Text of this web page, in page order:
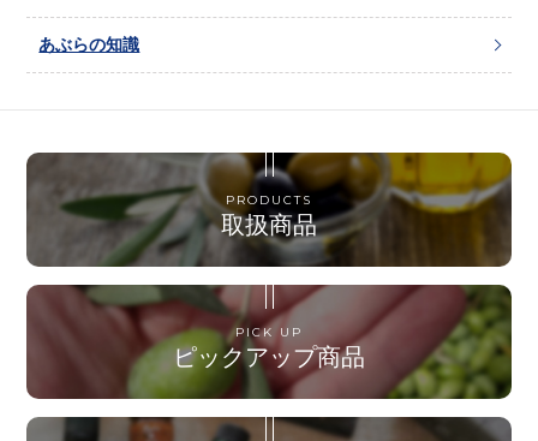
あぶらの知識
PRODUCTS
取扱商品
PICK UP
ピックアップ商品